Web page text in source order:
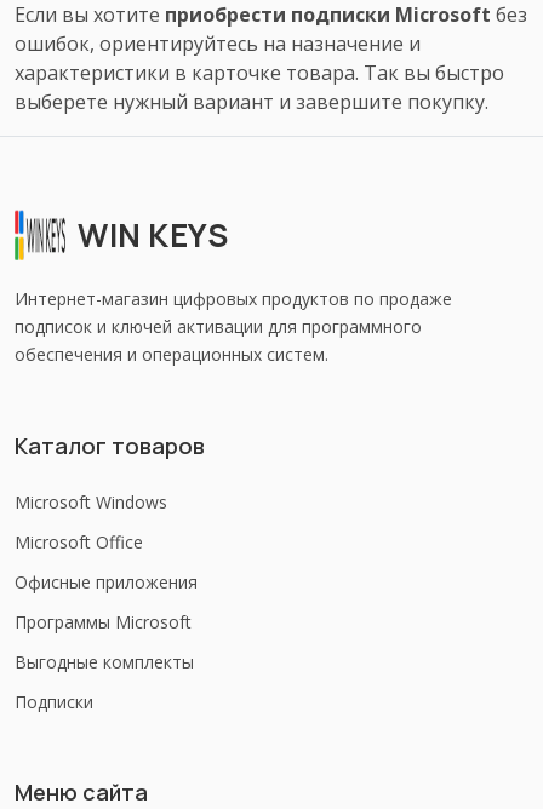
Если вы хотите приобрести подписки Microsoft без
ошибок, ориентируйтесь на назначение и
характеристики в карточке товара. Так вы быстро
выберете нужный вариант и завершите покупку.
WIN KEYS
Интернет-магазин цифровых продуктов по продаже
подписок и ключей активации для программного
обеспечения и операционных систем.
Каталог товаров
Microsoft Windows
Microsoft Office
Офисные приложения
Программы Microsoft
Выгодные комплекты
Подписки
Меню сайта